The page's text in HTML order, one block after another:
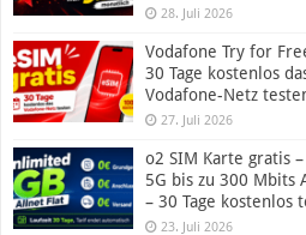
28. Juli 2026
Vodafone Try for
30 Tage kostenlos
Vodafone-Netz
27. Juli 2026
o2 SIM Karte gratis
5G bis zu 300 Mbits
– 30 Tage kostenlos
23. Juli 2026